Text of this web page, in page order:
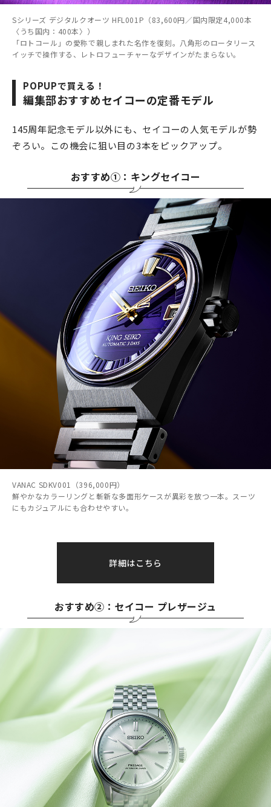
Sシリーズ デジタルクオーツ HFL001P（83,600円／国内限定4,000本
〈うち国内：400本〉）
「ロトコール」の愛称で親しまれた名作を復刻。八角形のロータリース
イッチで操作する、レトロフューチャーなデザインがたまらない。
POPUPで買える！
編集部おすすめセイコーの定番モデル
145周年記念モデル以外にも、セイコーの人気モデルが勢
ぞろい。この機会に狙い目の3本をピックアップ。
おすすめ①：キングセイコー
VANAC SDKV001（396,000円）
鮮やかなカラーリングと斬新な多面形ケースが異彩を放つ一本。スーツ
にもカジュアルにも合わせやすい。
詳細はこちら
おすすめ②：セイコー プレザージュ